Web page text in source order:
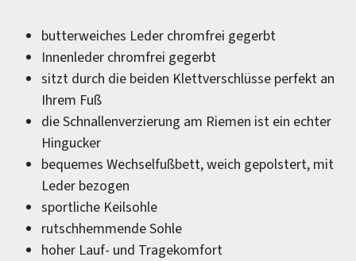
butterweiches Leder chromfrei gegerbt
Innenleder chromfrei gegerbt
sitzt durch die beiden Klettverschlüsse perfekt an
Ihrem Fuß
die Schnallenverzierung am Riemen ist ein echter
Hingucker
bequemes Wechselfußbett, weich gepolstert, mit
Leder bezogen
sportliche Keilsohle
rutschhemmende Sohle
hoher Lauf- und Tragekomfort